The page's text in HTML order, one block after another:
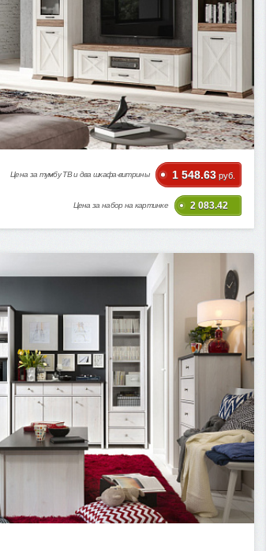
Цена за тумбу ТВ и два шкафа-витрины 1 548.63 руб.
Цена за набор на картинке 2 083.42